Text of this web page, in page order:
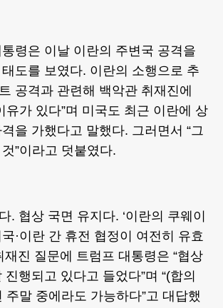
령은 이날 이란의 주변국 공격을
도를 보였다. 이란의 소행으로 추
공격과 관련해 백악관 취재진에
유가 있다”며 미국도 최근 이란에 상
을 가했다고 말했다. 그러면서 “그
”이라고 덧붙였다.
. 협상 국면 유지다. ‘이란의 쿠웨이
·이란 간 휴전 협정이 여전히 유효
재진 질문에 트럼프 대통령은 “협상
행되고 있다고 들었다”며 “(합의
주말 중에라도 가능하다”고 대답했